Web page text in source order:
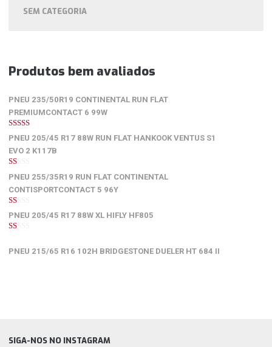
SEM CATEGORIA
Produtos bem avaliados
PNEU 235/50R19 CONTINENTAL RUN FLAT
PREMIUMCONTACT 6 99W
5de 5
PNEU 205/45 R17 88W RUN FLAT HANKOOK VENTUS S1
EVO 2 K117B
1
de
5
PNEU 255/35R19 RUN FLAT CONTINENTAL
CONTISPORTCONTACT 5 96Y
1
de
5
PNEU 205/45 R17 88W XL HIFLY HF805
5
PNEU 215/65 R16 102H BRIDGESTONE DUELER HT 684 II
SIGA-NOS NO INSTAGRAM